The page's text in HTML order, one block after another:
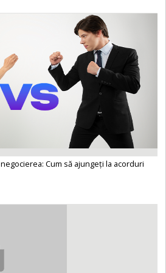
Cum să ajungeți la acorduri